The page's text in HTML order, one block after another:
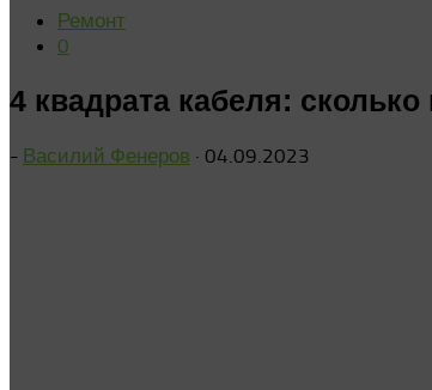
Ремонт
0
4 квадрата кабеля:
- Василий Фенеров · 04.09.2023